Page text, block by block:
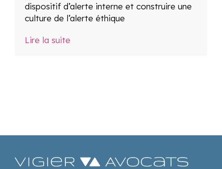
dispositif d’alerte interne et construire une
culture de l’alerte éthique
Lire la suite